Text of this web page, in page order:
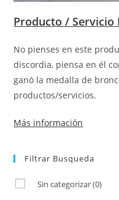
Producto / Servicio
No pienses en este
discordia, piensa en él
ganó la medalla de
productos/servicios.
Más información
Filtrar Busqueda
Sin categorizar(0)